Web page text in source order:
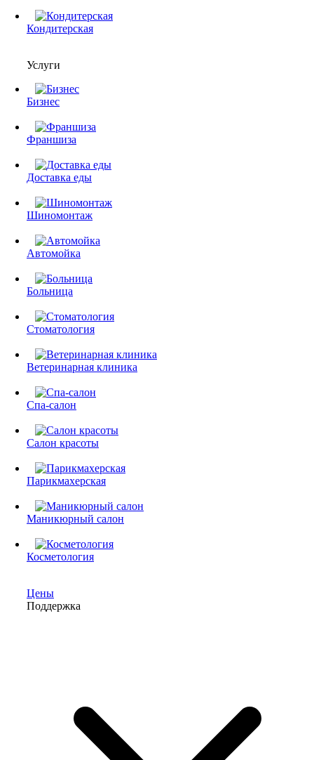
Кондитерская
Услуги
Бизнес
Франшиза
Доставка еды
Шиномонтаж
Автомойка
Больница
Стоматология
Ветеринарная клиника
Спа-салон
Салон красоты
Парикмахерская
Маникюрный салон
Косметология
Цены
Поддержка